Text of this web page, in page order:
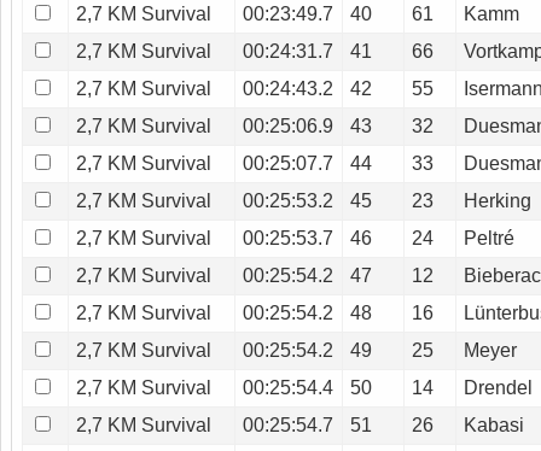
2,7 KM Survival
00:23:49.7 40 61
Kamm
2,7 KM Survival
00:24:31.7 41 66
2,7 KM Survival
00:24:43.2 42 55
2,7 KM Survival
00:25:06.9 43 32
2,7 KM Survival
00:25:07.7 44 33
2,7 KM Survival
00:25:53.2 45 23
Herking
2,7 KM Survival
00:25:53.7 46 24
Peltré
2,7 KM Survival
00:25:54.2 47 12
2,7 KM Survival
00:25:54.2 48 16
2,7 KM Survival
00:25:54.2 49 25
Meyer
2,7 KM Survival
00:25:54.4 50 14
Drendel
2,7 KM Survival
00:25:54.7 51 26
Kabasi